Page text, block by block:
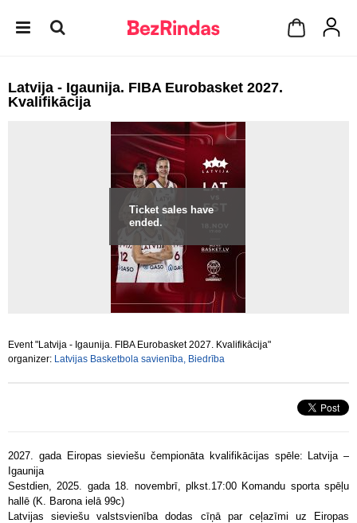
Latvija - Igaunija. FIBA Eurobasket 2027.
Kvalifikācija
Ticket sales have
ended.
Event "Latvija - Igaunija. FIBA Eurobasket 2027. Kvalifikācija"
organizer: Latvijas Basketbola savienība, Biedrība
2027. gada Eiropas sieviešu čempionāta kvalifikācijas spēle: Latvija –
Igaunija
Sestdien, 2025. gada 18. novembrī, plkst.17:00 Komandu sporta spēļu
hallē (K. Barona ielā 99c)
Latvijas sieviešu valstsvienība dodas cīņā par ceļazīmi uz Eiropas